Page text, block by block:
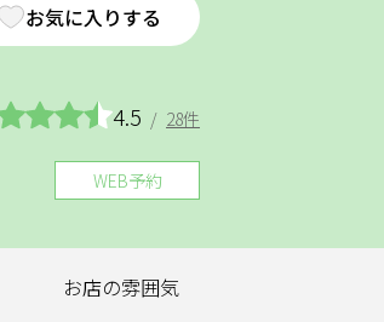
お気に入りする
4.5 / 28件
WEB予約
お店の雰囲気